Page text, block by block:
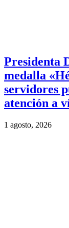
Presidenta
medalla
servidores
atención a
1 agosto, 2026